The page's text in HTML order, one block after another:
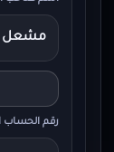
مشعل
رقم الحساب